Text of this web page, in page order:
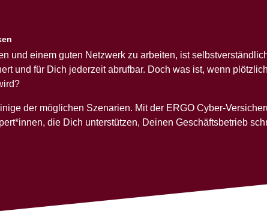
und einem guten Netzwerk zu arbeiten, ist
und für Dich jederzeit abrufbar. Doch was ist, wenn
der möglichen Szenarien. Mit der ERGO Cyber-
die Dich unterstützen, Deinen Geschäftsbetrieb